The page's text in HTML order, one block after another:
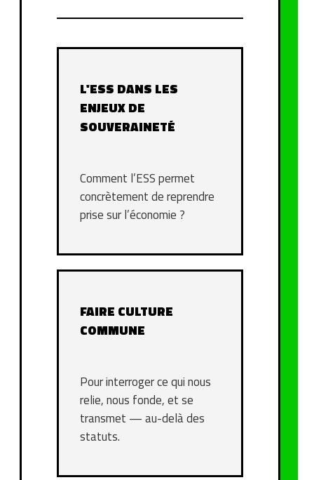
L'ESS DANS LES
ENJEUX DE
SOUVERAINETÉ
Comment l’ESS permet
concrètement de reprendre
prise sur l’économie ?
FAIRE CULTURE
COMMUNE
Pour interroger ce qui nous
relie, nous fonde, et se
transmet — au-delà des
statuts.